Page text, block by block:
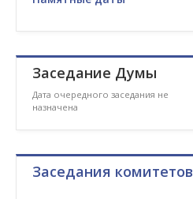
Заседание Думы
Дата очередного заседания не
назначена
Заседания комитетов